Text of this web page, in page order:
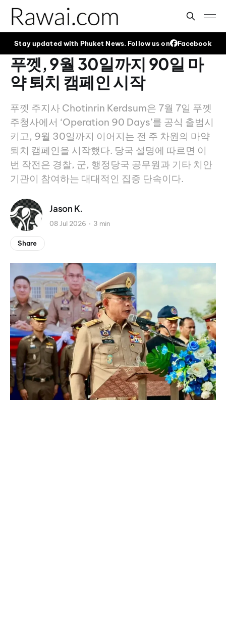
Stay updated with Phuket News. Follow us on Facebook
푸껫, 9월 30일까지 90일 마
약 퇴치 캠페인 시작
푸껫 주지사 Chotinrin Kerdsum은 7월 7일 푸껫
주청사에서 ‘Operation 90 Days’를 공식 출범시
키고, 9월 30일까지 이어지는 전 주 차원의 마약
퇴치 캠페인을 시작했다. 당국 설명에 따르면 이
번 작전은 경찰, 군, 행정당국 공무원과 기타 치안
기관이 참여하는 대대적인 집중 단속이다.
Jason K.
08 Jul 2026 3 min
Share